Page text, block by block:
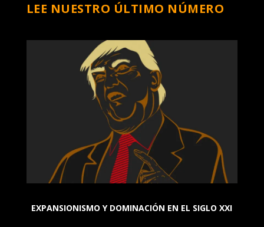
LEE NUESTRO ÚLTIMO NÚMERO
EXPANSIONISMO Y DOMINACIÓN EN EL SIGLO XXI